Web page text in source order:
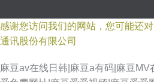
感谢您访问我们的网站，您可能还
通讯股份有限公司
麻豆av在线日韩|麻豆a有码|麻豆